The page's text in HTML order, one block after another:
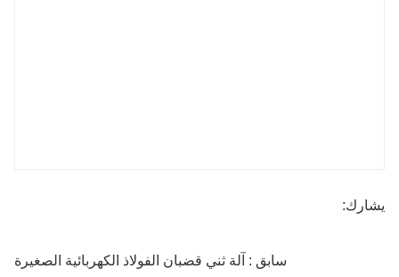
يشارك:
سابق : آلة ثني قضبان الفولاذ الكهربائية الصغيرة